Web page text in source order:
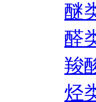
醚
醛
羧
烃